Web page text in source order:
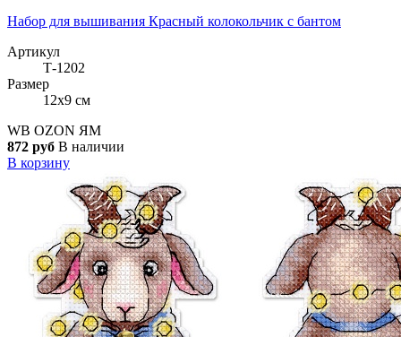
Набор для вышивания Красный колокольчик с бантом
Артикул
Т-1202
Размер
12x9 см
WB OZON ЯМ
872 руб В наличии
В корзину